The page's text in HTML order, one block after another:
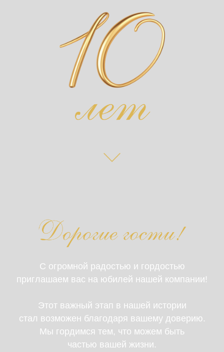
Дорогие гости
С огромной радостью и гордостью
приглашаем вас на юбилей нашей компании!
Этот важный этап в нашей истории
стал возможен благодаря вашему доверию.
Мы гордимся тем, что можем быть
частью вашей жизни.